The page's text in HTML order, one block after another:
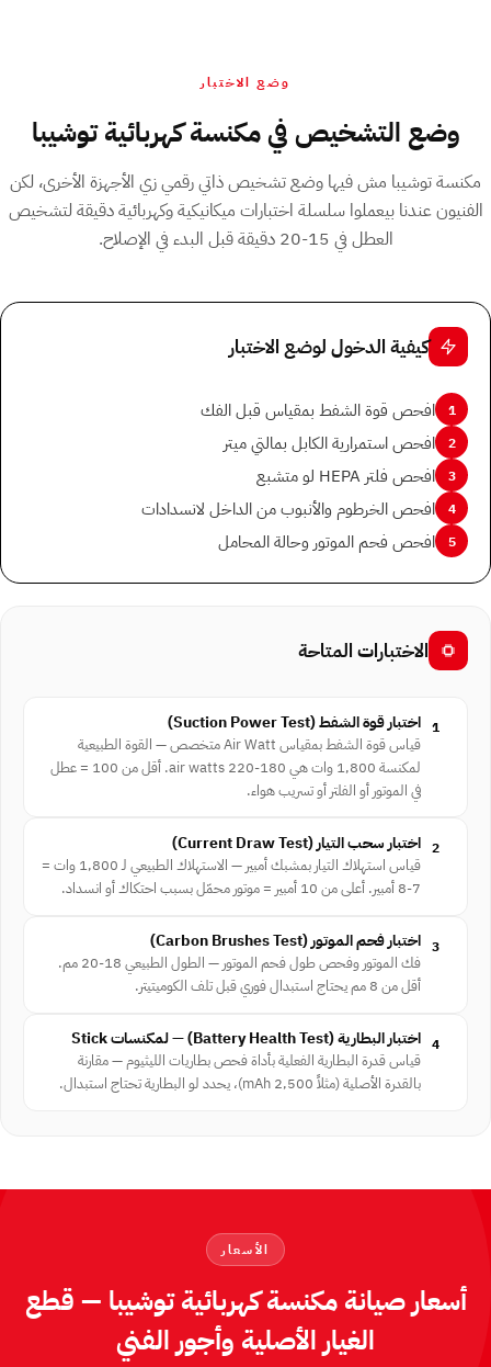
وضع الاختبار
وضع التشخيص في مكنسة كهربائية توشيبا
مكنسة توشيبا مش فيها وضع تشخيص ذاتي رقمي زي الأجهزة الأخرى، لكن
الفنيون عندنا بيعملوا سلسلة اختبارات ميكانيكية وكهربائية دقيقة لتشخيص
العطل في 15-20 دقيقة قبل البدء في الإصلاح.
كيفية الدخول لوضع الاختبار
1 افحص قوة الشفط بمقياس قبل الفك
2 افحص استمرارية الكابل بمالتي ميتر
3 افحص فلتر HEPA لو متشبع
4 افحص الخرطوم والأنبوب من الداخل لانسدادات
5 افحص فحم الموتور وحالة المحامل
الاختبارات المتاحة
1 اختبار قوة الشفط ⁨(Suction Power Test)⁩
قياس قوة الشفط بمقياس Air Watt متخصص — القوة الطبيعية
لمكنسة 1,800 وات هي 180-220 air watts. أقل من 100 = عطل
في الموتور أو الفلتر أو تسريب هواء.
2 اختبار سحب التيار ⁨(Current Draw Test)⁩
قياس استهلاك التيار بمشبك أمبير — الاستهلاك الطبيعي لـ 1,800 وات =
7-8 أمبير. أعلى من 10 أمبير = موتور محمّل بسبب احتكاك أو انسداد.
3 اختبار فحم الموتور ⁨(Carbon Brushes Test)⁩
فك الموتور وفحص طول فحم الموتور — الطول الطبيعي 18-20 مم.
أقل من 8 مم يحتاج استبدال فوري قبل تلف الكوميتيتر.
4 اختبار البطارية ⁨(Battery Health Test)⁩ — لمكنسات Stick
قياس قدرة البطارية الفعلية بأداة فحص بطاريات الليثيوم — مقارنة
بالقدرة الأصلية ⁨(مثلاً 2,500 mAh)⁩، يحدد لو البطارية تحتاج استبدال.
الأسعار
أسعار صيانة مكنسة كهربائية توشيبا — قطع
الغيار الأصلية وأجور الفني